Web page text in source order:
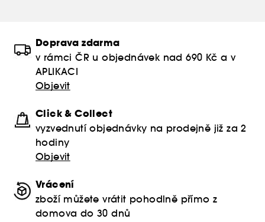
Doprava zdarma
v rámci ČR u objednávek nad 690 Kč a v
APLIKACI
Objevit
Click & Collect
vyzvednutí objednávky na prodejně již za 2
hodiny
Objevit
Vrácení
zboží můžete vrátit pohodlně přímo z
domova do 30 dnů